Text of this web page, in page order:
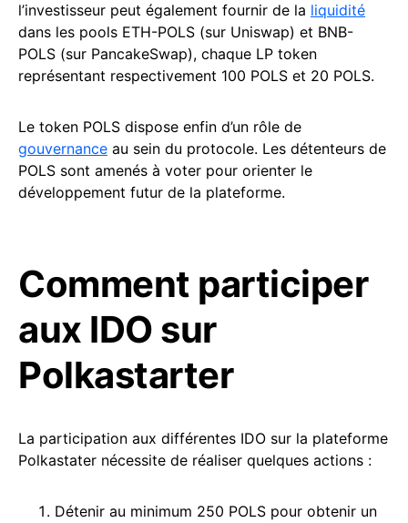
l’investisseur peut également fournir de la liquidité
dans les pools ETH-POLS (sur Uniswap) et BNB-
POLS (sur PancakeSwap), chaque LP token
représentant respectivement 100 POLS et 20 POLS.
Le token POLS dispose enfin d’un rôle de
gouvernance au sein du protocole. Les détenteurs de
POLS sont amenés à voter pour orienter le
développement futur de la plateforme.
Comment participer
aux IDO sur
Polkastarter
La participation aux différentes IDO sur la plateforme
Polkastater nécessite de réaliser quelques actions :
Détenir au minimum 250 POLS pour obtenir un